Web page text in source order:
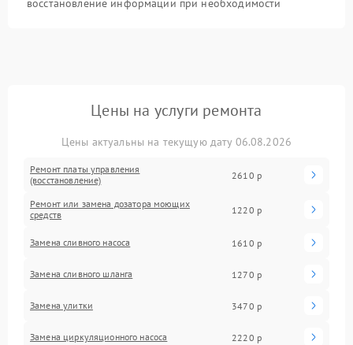
восстановление информации при необходимости
Цены на услуги ремонта
Цены актуальны на текущую дату 06.08.2026
Ремонт платы управления
(восстановление)
2610 р
Ремонт или замена дозатора моющих
средств
1220 р
Замена сливного насоса 1610 р
Замена сливного шланга 1270 р
Замена улитки 3470 р
Замена циркуляционного насоса 2220 р